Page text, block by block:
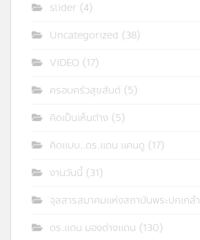
slider (4)
Uncategorized (38)
VIDEO (17)
ครอบครัวสุขสันต์ (5)
คิดเป็นเห็นต่าง (5)
คิดแบบ..ดร.แดน แคนดู (17)
งานวันนี้ (31)
จุลสารสมาคมแห่งสถาบันพระปกเกล้า
ดร.แดน มองต่างแดน (130)